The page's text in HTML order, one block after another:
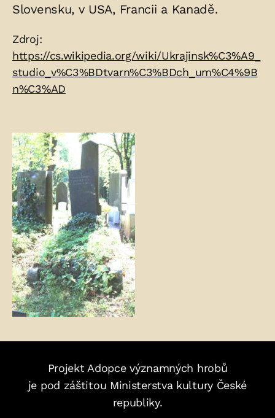
Slovensku, v USA, Francii a Kanadě.
Zdroje:
Zdroj:
https://cs.wikipedia.org/wiki/Ukrajinsk%C3%A9_
studio_v%C3%BDtvarn%C3%BDch_um%C4%9B
n%C3%AD
Fotogalerie:
Projekt Adopce významných hrobů
je pod záštitou Ministerstva kultury České
republiky.